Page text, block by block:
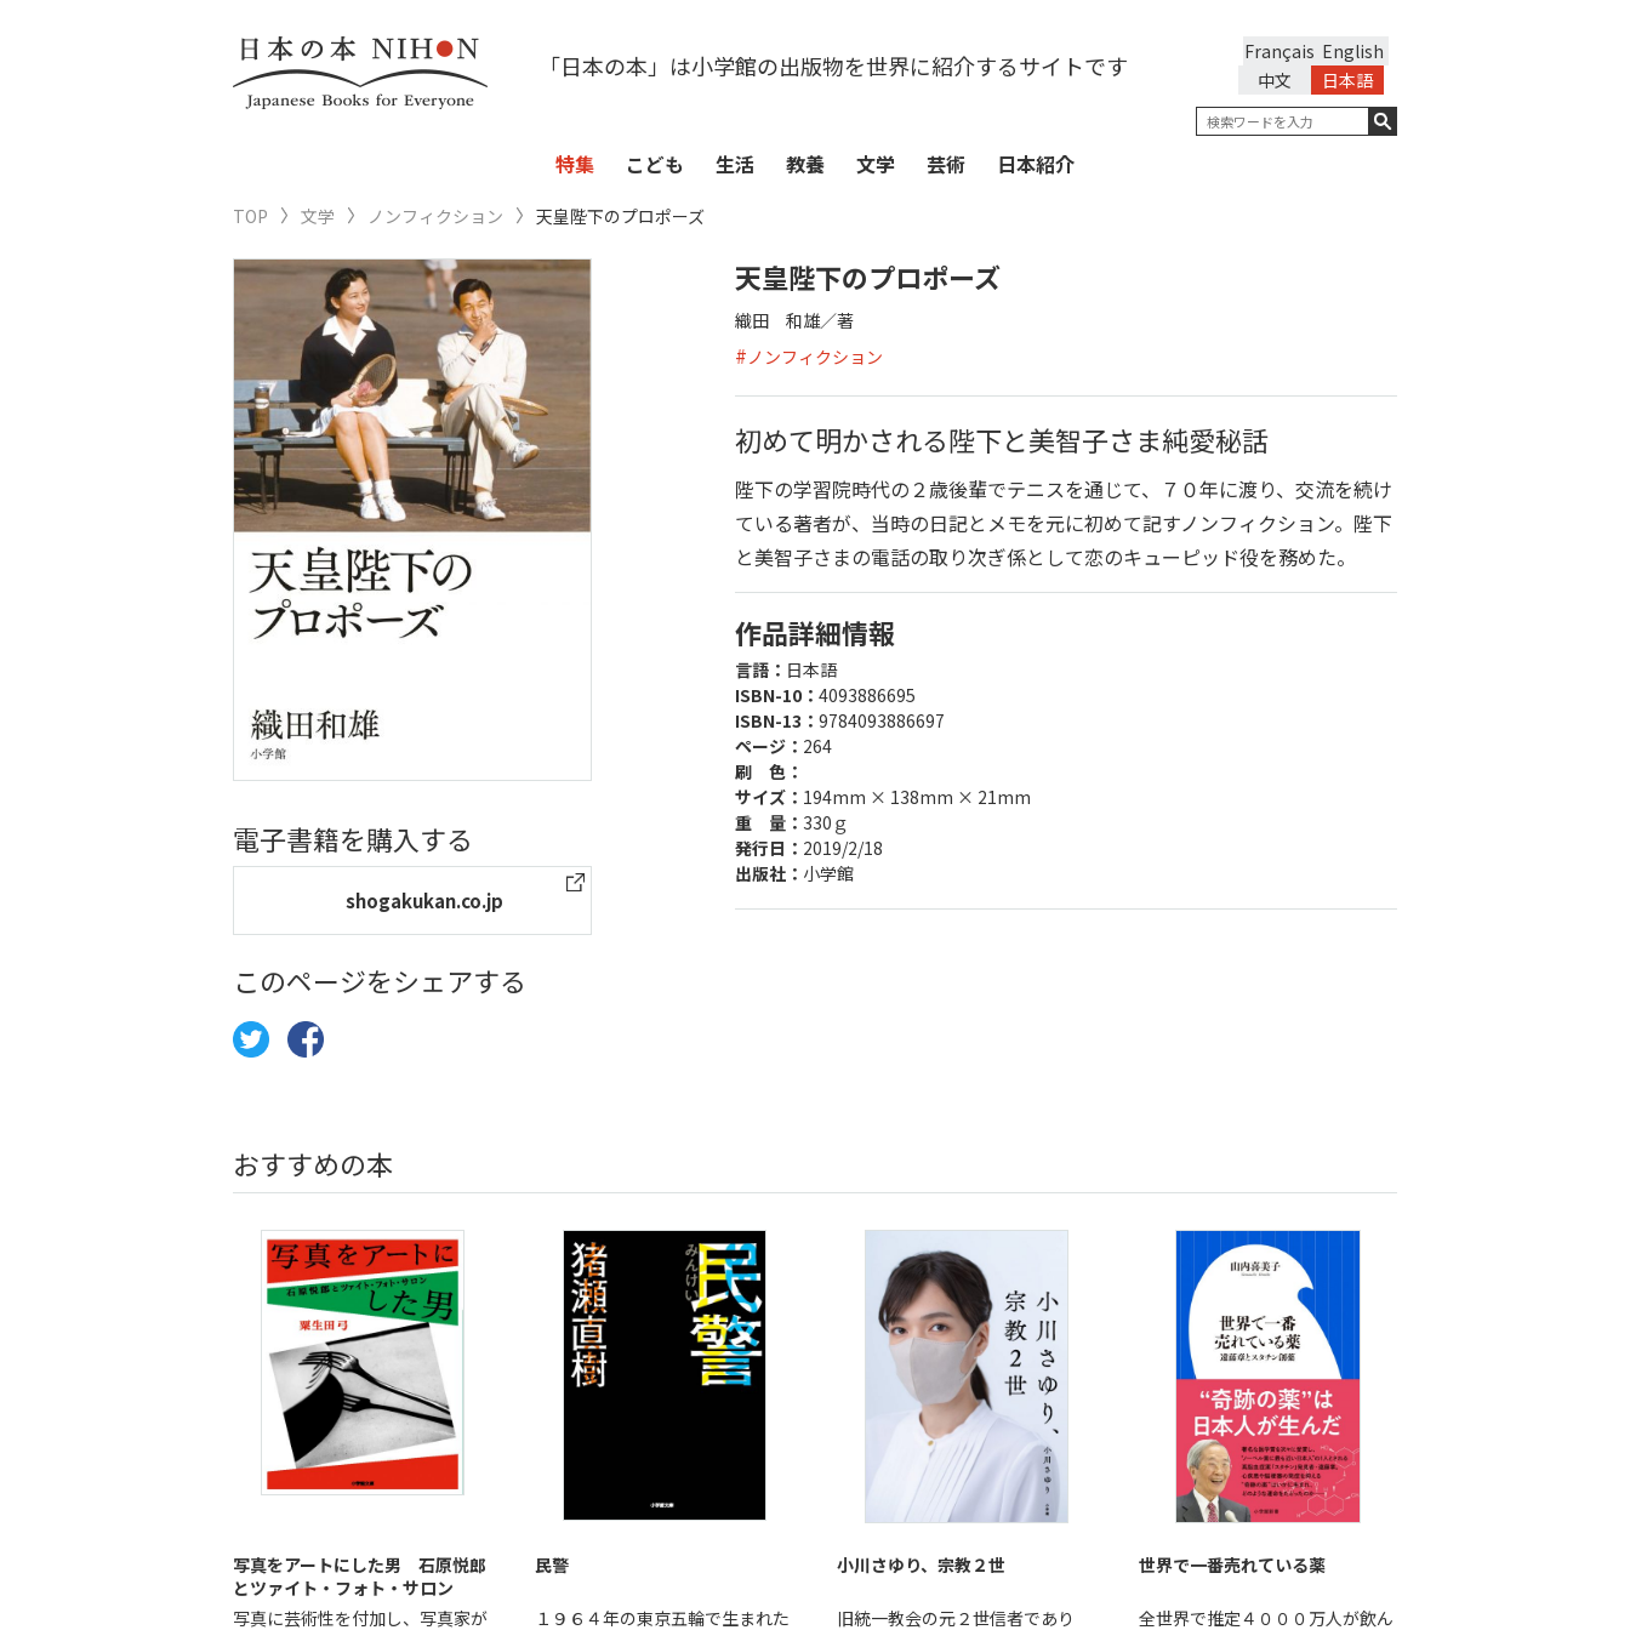
「日本の本」は小学館の出版物を世界に紹介するサイトです English
Français
日本語
中文
特集 こども 生活 教養 文学 芸術 日本紹介
TOP 文学 ノンフィクション 天皇陛下のプロポーズ
天皇陛下のプロポーズ
織田 和雄／著
#ノンフィクション
初めて明かされる陛下と美智子さま純愛秘話
陛下の学習院時代の２歳後輩でテニスを通じて、７０年に渡り、交流を続け
ている著者が、当時の日記とメモを元に初めて記すノンフィクション。陛下
と美智子さまの電話の取り次ぎ係として恋のキューピッド役を務めた。
作品詳細情報
言語： 日本語
ISBN-10： 4093886695
ISBN-13： 9784093886697
ページ： 264
刷 色：
サイズ： 194mm × 138mm × 21mm
重 量： 330ｇ
発行日： 2019/2/18
出版社： 小学館
電子書籍を購入する
shogakukan.co.jp
このページをシェアする
おすすめの本
写真をアートにした男 石原悦郎
とツァイト・フォト・サロン
写真に芸術性を付加し、写真家が
民警
１９６４年の東京五輪で生まれた
小川さゆり、宗教２世
旧統一教会の元２世信者であり
世界で一番売れている薬
全世界で推定４０００万人が飲ん